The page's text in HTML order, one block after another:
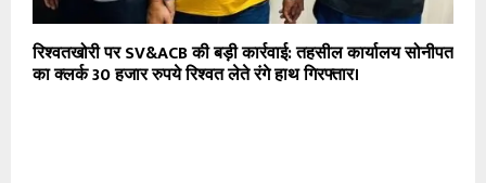
रिश्वतखोरी पर SV&ACB की बड़ी कार्रवाई: तहसील कार्यालय सोनीपत
का क्लर्क 30 हजार रुपये रिश्वत लेते रंगे हाथ गिरफ्तार।